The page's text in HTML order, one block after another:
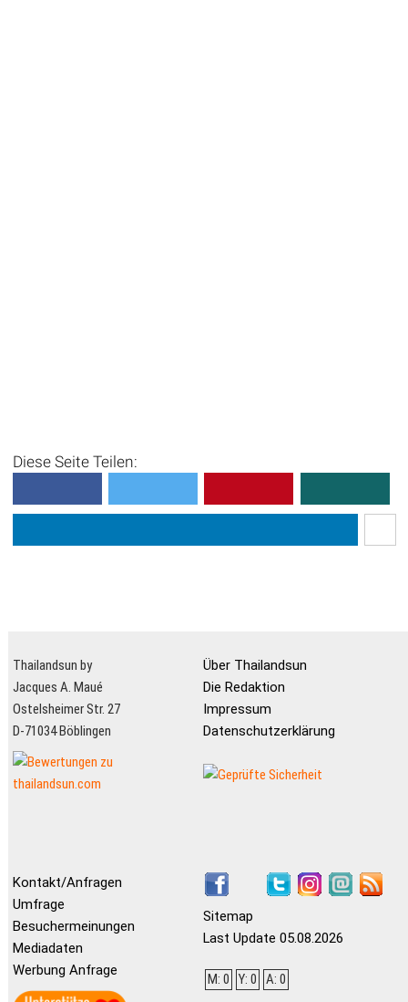
Diese Seite Teilen:
Thailandsun by
Jacques A. Maué
Ostelsheimer Str. 27
D-71034 Böblingen
Über Thailandsun
Die Redaktion
Impressum
Datenschutzerklärung
Kontakt/Anfragen
Umfrage
Besuchermeinungen
Mediadaten
Werbung Anfrage
Sitemap
Last Update 05.08.2026
M: 0 Y: 0 A: 0